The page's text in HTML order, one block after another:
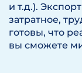
и т.д.).
затратное,
готовы, что
вы сможете